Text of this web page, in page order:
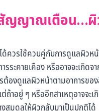
ญญาณเตือน…ผิ
ควรใช้ควบคู่กับการดูแลผิว
ระคายเคือง หรืออาจจะเกิ
องดูแลผิวหน้าตามอาการขอ
าอยู่ ๆ หรืออีกสาเหตุอาจจ
งสมดุลให้ผิวกลับมาเป็นปกติได้